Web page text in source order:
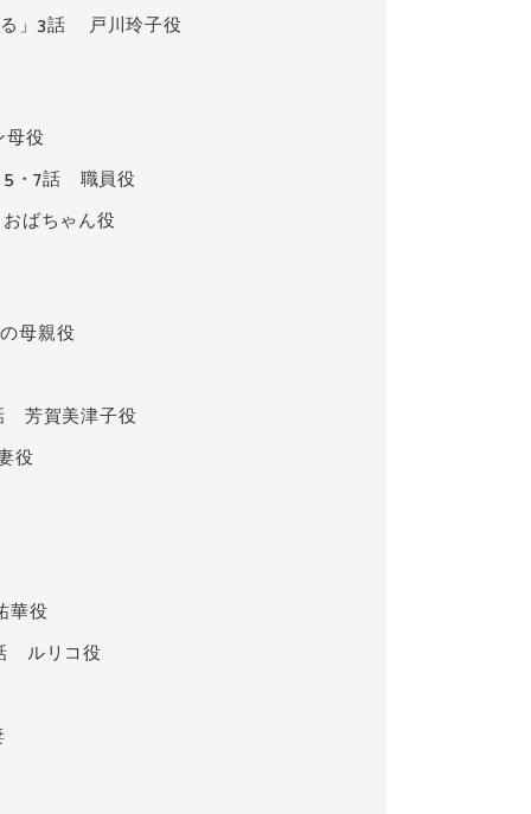
る」3話 戸川玲子役
役
5・7話 職員役
ばちゃん役
母親役
芳賀美津子役
役
華役
ルリコ役